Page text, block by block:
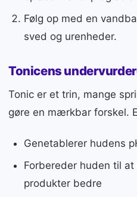
Følg op med en
sved og urenheder.
Tonicens
Tonic er et trin, mange
gøre en mærkbar forskel.
Genetablerer hudens
Forbereder huden til
produkter bedre